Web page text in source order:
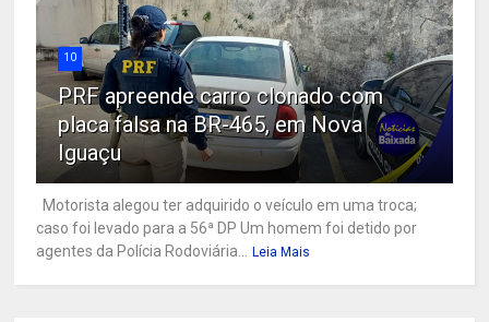
10
PRF apreende carro clonado com
placa falsa na BR-465, em Nova
Iguaçu
Motorista alegou ter adquirido o veículo em uma troca;
caso foi levado para a 56ª DP Um homem foi detido por
agentes da Polícia Rodoviária... Leia Mais